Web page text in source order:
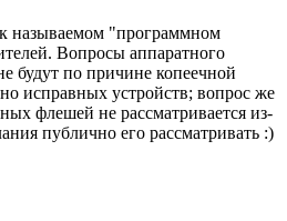
называемом "программном
Вопросы аппаратного
будут по причине копеечной
исправных устройств; вопрос же
флешей не рассматривается из-
публично его рассматривать :)